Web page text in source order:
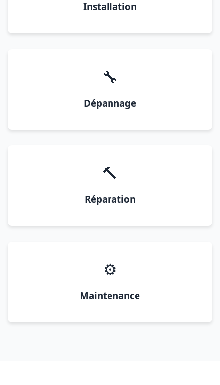
Installation
🔧
Dépannage
🔨
Réparation
⚙️
Maintenance